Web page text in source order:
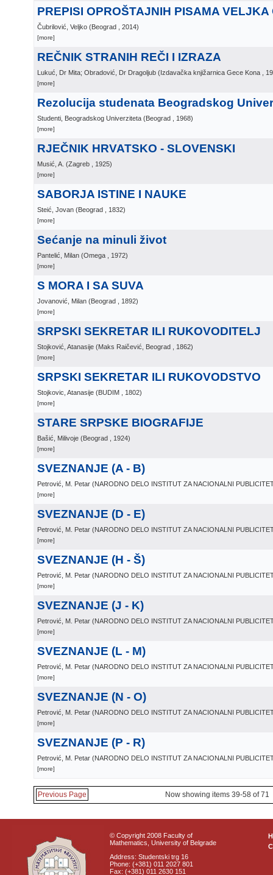
PREPISI OPROŠTAJNIH PISAMA
Čubrilović, Veljko (Beograd , 2014)
[more]
REČNIK STRANIH REČI I IZRAZA
Lukuć, Dr Mita; Obradović, Dr Dragoljub (Izdavačka knjižarnica Gece Kona ,
[more]
Rezolucija studenata Beogradskog
Studenti, Beogradskog Univerziteta (Beograd , 1968)
[more]
RJEČNIK HRVATSKO - SLOVENSKI
Musić, A. (Zagreb , 1925)
[more]
SABORJA ISTINE I NAUKE
Steić, Jovan (Beograd , 1832)
[more]
Sećanje na minuli život
Pantelić, Milan (Omega , 1972)
[more]
S MORA I SA SUVA
Jovanović, Milan (Beograd , 1892)
[more]
SRPSKI SEKRETAR ILI RUKOVODITELJ
Stojković, Atanasije (Maks Raičević, Beograd , 1862)
[more]
SRPSKI SEKRETAR ILI RUKOVODSTVO
Stojkovic, Atanasije (BUDIM , 1802)
[more]
STARE SRPSKE BIOGRAFIJE
Bašić, Milivoje (Beograd , 1924)
[more]
SVEZNANJE (A - B)
Petrović, M. Petar (NARODNO DELO INSTITUT ZA NACIONALNI
[more]
SVEZNANJE (D - E)
Petrović, M. Petar (NARODNO DELO INSTITUT ZA NACIONALNI
[more]
SVEZNANJE (H - Š)
Petrović, M. Petar (NARODNO DELO INSTITUT ZA NACIONALNI
[more]
SVEZNANJE (J - K)
Petrović, M. Petar (NARODNO DELO INSTITUT ZA NACIONALNI
[more]
SVEZNANJE (L - M)
Petrović, M. Petar (NARODNO DELO INSTITUT ZA NACIONALNI
[more]
SVEZNANJE (N - O)
Petrović, M. Petar (NARODNO DELO INSTITUT ZA NACIONALNI
[more]
SVEZNANJE (P - R)
Petrović, M. Petar (NARODNO DELO INSTITUT ZA NACIONALNI
[more]
Previous Page Now showing items 39-58 of 71
© Copyright 2008 Faculty of
Mathematics, University of Belgrade
Address: Studentski trg 16
Phone: (+381) 011 2027 801
Fax: (+381) 011 2630 151